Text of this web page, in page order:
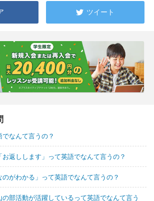
ツイート
なんて言うの？
お返しします」って英語でなんて言うの？
がわかる」って英語でなんて言うの？
部活動が活躍しているって英語でなんて言う